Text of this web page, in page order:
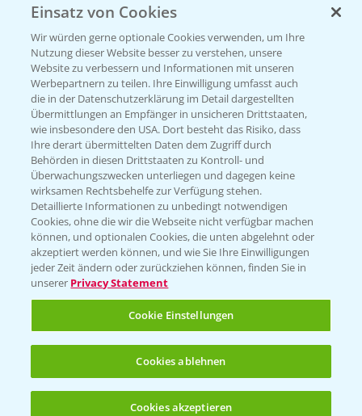
Beratung auf WhatsApp
T.+49 (0)174 346 564 1
KONTAKT
Hilfe in Notfällen
T.+49 (0)214/30-20220
Folgen Sie uns
Einsatz von Cookies
Wir würden gerne optionale Cookies verwenden, um Ihre
Nutzung dieser Website besser zu verstehen, unsere
Website zu verbessern und Informationen mit unseren
Werbepartnern zu teilen. Ihre Einwilligung umfasst auch
die in der Datenschutzerklärung im Detail dargestellten
Übermittlungen an Empfänger in unsicheren Drittstaaten,
wie insbesondere den USA. Dort besteht das Risiko, dass
Ihre derart übermittelten Daten dem Zugriff durch
Behörden in diesen Drittstaaten zu Kontroll- und
Überwachungszwecken unterliegen und dagegen keine
wirksamen Rechtsbehelfe zur Verfügung stehen.
Detaillierte Informationen zu unbedingt notwendigen
Cookies, ohne die wir die Webseite nicht verfügbar machen
können, und optionalen Cookies, die unten abgelehnt oder
akzeptiert werden können, und wie Sie Ihre Einwilligungen
jeder Zeit ändern oder zurückziehen können, finden Sie in
unserer Privacy Statement
Cookie Einstellungen
Cookies ablehnen
Cookies akzeptieren